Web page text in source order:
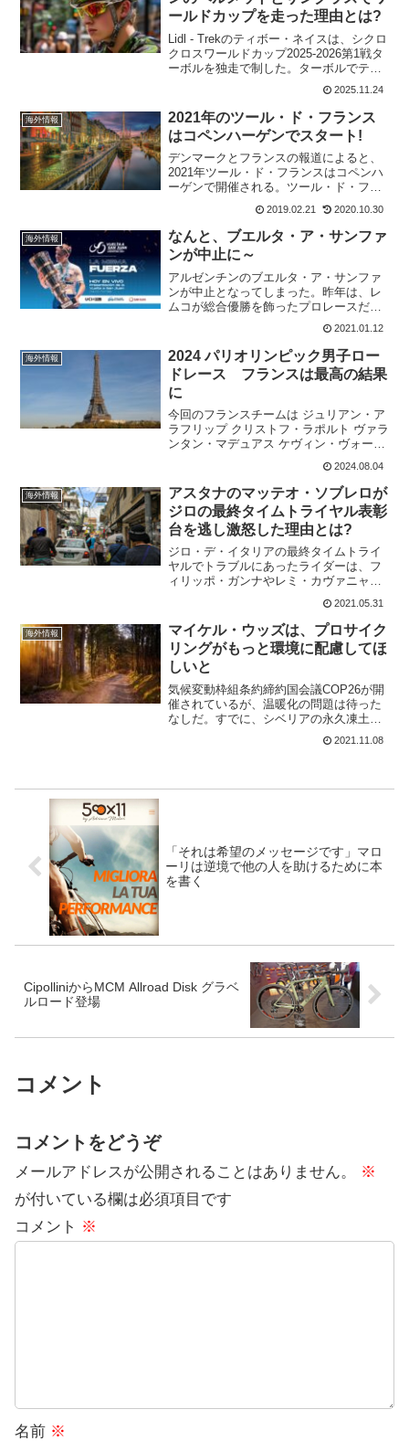
ールドカップを走った理由とは?
Lidl - Trekのティボー・ネイスは、シクロ
クロスワールドカップ2025-2026第1戦タ
ーボルを独走で制した。ターボルでティ
ボー・ネイスは、目立つ蛍光グリーンの
ヘルメットと明るいオレンジ色のサング
ラスをかけていた。これは、彼の父で
あ...
2025.11.24
海外情報
2021年のツール・ド・フランス
はコペンハーゲンでスタート!
デンマークとフランスの報道によると、
2021年ツール・ド・フランスはコペンハ
ーゲンで開催される。ツール・ド・フラ
ンスがデンマークを訪れるのは今回が初
めて。3つのグランドツアーのうちの1つ
がデンマークで始まったのは今回が2回目
となる。コペンハ...
2019.02.21 2020.10.30
海外情報
なんと、ブエルタ・ア・サンファ
ンが中止に～
アルゼンチンのブエルタ・ア・サンファ
ンが中止となってしまった。昨年は、レ
ムコが総合優勝を飾ったプロレースだっ
たのに残念。特に今年は、クリス・フル
ームやサガンも参加する予定だっだ。だ
が、海外からのチームは歓迎されず、国
内と南米チームだけで開催...
2021.01.12
海外情報
2024 パリオリンピック男子ロー
ドレース フランスは最高の結果
に
今回のフランスチームは ジュリアン・ア
ラフリップ クリストフ・ラポルト ヴァラ
ンタン・マデュアス ケヴィン・ヴォーク
リンエースは、ジュリアン・アラフリッ
プかと思われたけれど、アタックをかけ
まくったのはヴァランタン・マデュア
ス。ベン・ヒーリー...
2024.08.04
海外情報
アスタナのマッテオ・ソブレロが
ジロの最終タイムトライヤル表彰
台を逃し激怒した理由とは?
ジロ・デ・イタリアの最終タイムトライ
ヤルでトラブルにあったライダーは、フ
ィリッポ・ガンナやレミ・カヴァニャだ
けではなかった。彼らはパンクや落車だ
ったが、マッテオ・ソブレロの場合はち
ょっと違う。表彰台に向けて走っていた
アスタナのマッテオ・ソブ...
2021.05.31
海外情報
マイケル・ウッズは、プロサイク
リングがもっと環境に配慮してほ
しいと
気候変動枠組条約締約国会議COP26が開
催されているが、温暖化の問題は待った
なしだ。すでに、シベリアの永久凍土が
溶け出しており、凍土の中のメタンガス
が噴き出せば温暖化は更に加速する。目
2021.11.08
「それは希望のメッセージです」マロ
ーリは逆境で他の人を助けるために本
を書く
CipolliniからMCM Allroad Disk グラベ
ルロード登場
コメント
コメントをどうぞ
メールアドレスが公開されることはありません。
※
が付いている欄は必須項目です
コメント ※
名前 ※